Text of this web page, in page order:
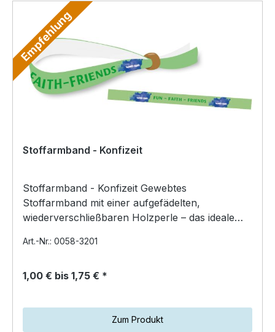
Empfehlung
Stoffarmband - Konfizeit
Stoffarmband - Konfizeit Gewebtes
Stoffarmband mit einer aufgefädelten,
wiederverschließbaren Holzperle – das ideale
Art.-Nr.: 0058-3201
1,00 € bis 1,75 € *
Zum Produkt